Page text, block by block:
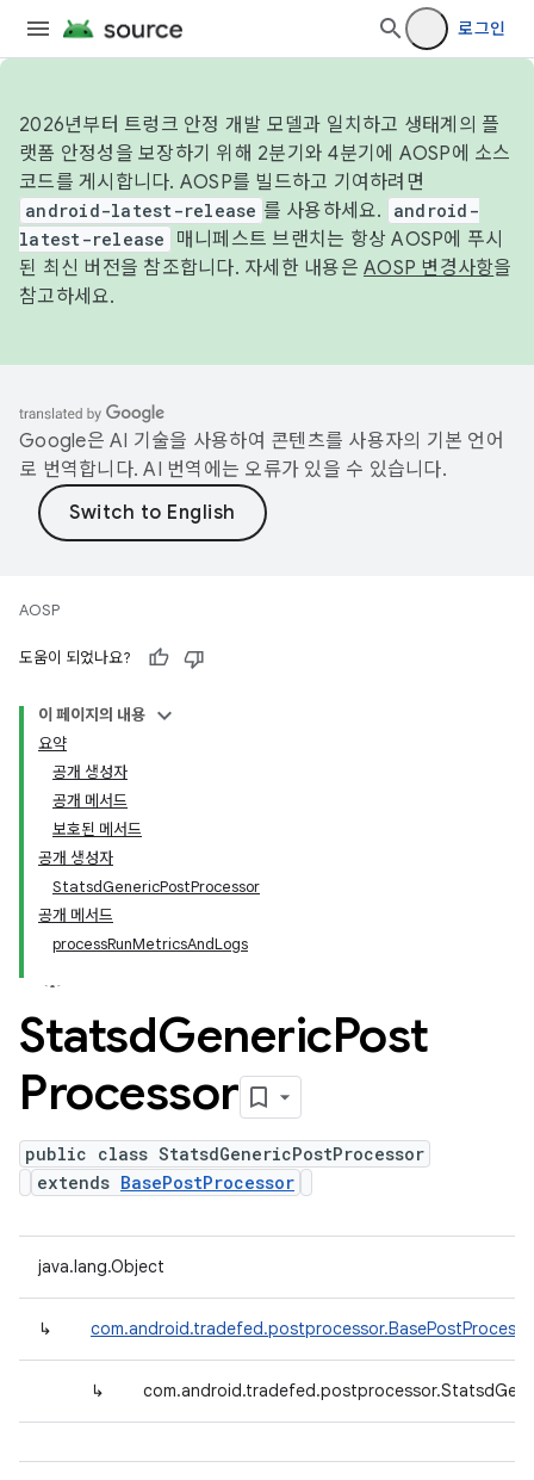
로그인
2026년부터 트렁크 안정 개발 모델과 일치하고 생태계의 플
랫폼 안정성을 보장하기 위해 2분기와 4분기에 AOSP에 소스
코드를 게시합니다. AOSP를 빌드하고 기여하려면
android-latest-release 를 사용하세요.
android-
latest-release
매니페스트 브랜치는 항상 AOSP에 푸시
된 최신 버전을 참조합니다. 자세한 내용은 AOSP 변경사항을
참고하세요.
Google은 AI 기술을 사용하여 콘텐츠를 사용자의 기본 언어
로 번역합니다. AI 번역에는 오류가 있을 수 있습니다.
AOSP
도움이 되었나요?
이 페이지의 내용
요약
공개 생성자
공개 메서드
보호된 메서드
공개 생성자
StatsdGenericPostProcessor
공개 메서드
processRunMetricsAndLogs
StatsdGenericPost
Processor
public class StatsdGenericPostProcessor
extends BasePostProcessor
java.lang.Object
↳
↳